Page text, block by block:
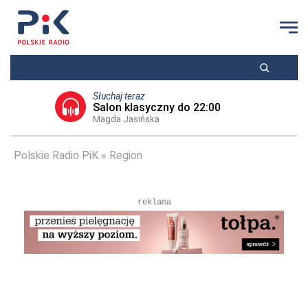
Słuchaj teraz
Salon klasyczny do 22:00
Magda Jasińska
Polskie Radio PiK Region
reklama